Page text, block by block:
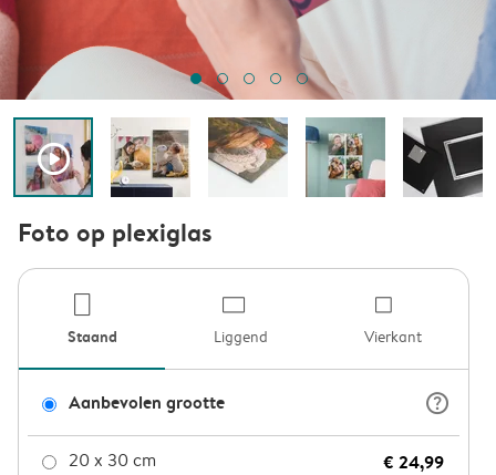
play_button_fill
Foto op plexiglas
product-
Staand Liggend Vierkant
Aanbevolen grootte question_mark_circle
20 x 30 cm € 24,99